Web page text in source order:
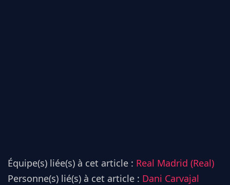
Équipe(s) liée(s) à cet article : Real Madrid (Real)
Personne(s) lié(s) à cet article : Dani Carvajal